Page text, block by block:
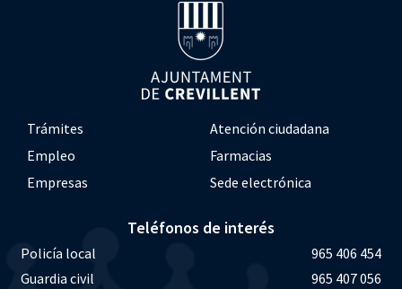
Trámites
Atención ciudadana
Empleo
Farmacias
Empresas
Sede electrónica
Teléfonos de interés
Policía local
965 406 454
Guardia civil
965 407 056